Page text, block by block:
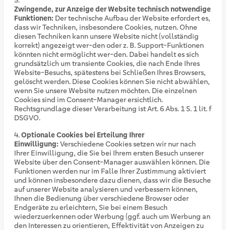
Zwingende, zur Anzeige der Website technisch notwendige
Funktionen: Der technische Aufbau der Website erfordert es,
dass wir Techniken, insbesondere Cookies, nutzen. Ohne
diesen Techniken kann unsere Website nicht (vollständig
korrekt) angezeigt wer-den oder z. B. Support-Funktionen
könnten nicht ermöglicht wer-den. Dabei handelt es sich
grundsätzlich um transiente Cookies, die nach Ende Ihres
Website-Besuchs, spätestens bei Schließen Ihres Browsers,
gelöscht werden. Diese Cookies können Sie nicht abwählen,
wenn Sie unsere Website nutzen möchten. Die einzelnen
Cookies sind im Consent-Manager ersichtlich.
Rechtsgrundlage dieser Verarbeitung ist Art. 6 Abs. 1 S. 1 lit. f
DSGVO.
Optionale Cookies bei Erteilung Ihrer
Einwilligung: Verschiedene Cookies setzen wir nur nach
Ihrer Einwilligung, die Sie bei Ihrem ersten Besuch unserer
Website über den Consent-Manager auswählen können. Die
Funktionen werden nur im Falle Ihrer Zustimmung aktiviert
und können insbesondere dazu dienen, dass wir die Besuche
auf unserer Website analysieren und verbessern können,
Ihnen die Bedienung über verschiedene Browser oder
Endgeräte zu erleichtern, Sie bei einem Besuch
wiederzuerkennen oder Werbung (ggf. auch um Werbung an
den Interessen zu orientieren, Effektivität von Anzeigen zu